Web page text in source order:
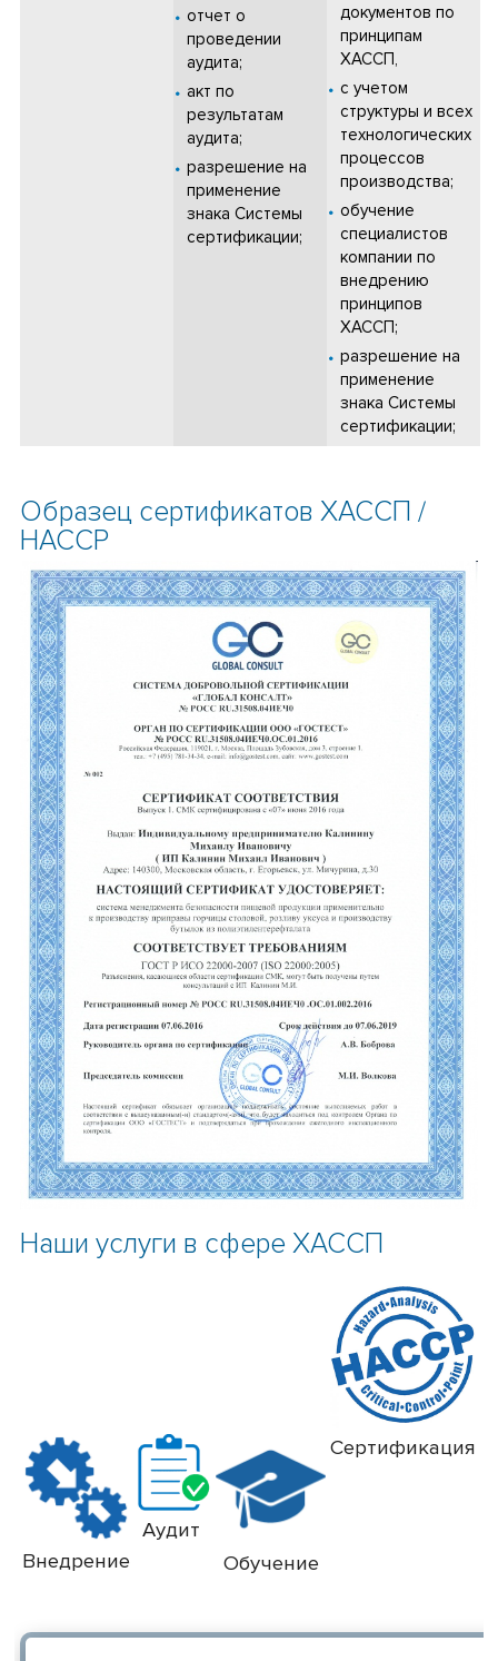
отчет о
проведении
аудита;
акт по
результатам
аудита;
разрешение на
применение
знака Системы
сертификации;
документов по
принципам
ХАССП,
с учетом
структуры и всех
технологических
процессов
производства;
обучение
специалистов
компании по
внедрению
принципов
ХАССП;
разрешение на
применение
знака Системы
сертификации;
Образец сертификатов ХАССП /
HACCP
Наши услуги в сфере ХАССП
Внедрение
Аудит
Обучение
Сертификация